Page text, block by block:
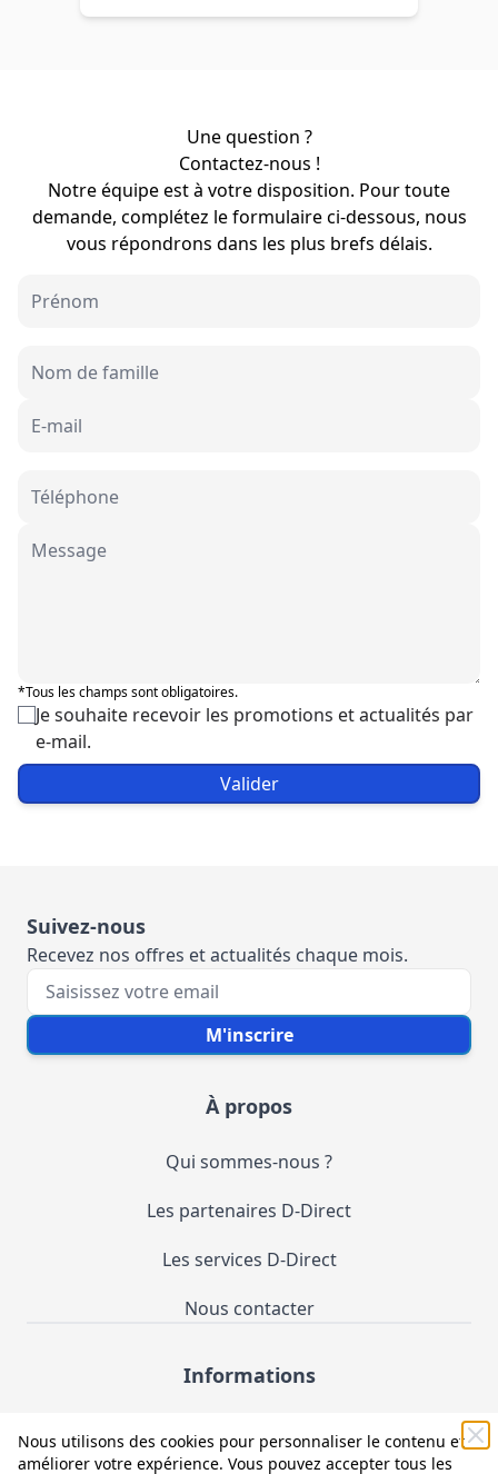
Nous utilisons des cookies pour personnaliser le contenu et
améliorer votre expérience. Vous pouvez accepter tous les
Une question ?
Contactez-nous !
Notre équipe est à votre disposition. Pour toute
demande, complétez le formulaire ci-dessous, nous
vous répondrons dans les plus brefs délais.
*Tous les champs sont obligatoires.
Je souhaite recevoir les promotions et actualités par
e-mail.
Valider
Suivez-nous
Recevez nos offres et actualités chaque mois.
Votre e-mail M'inscrire
À propos
Qui sommes-nous ?
Les partenaires D-Direct
Les services D-Direct
Nous contacter
Informations
Demande de catalogue